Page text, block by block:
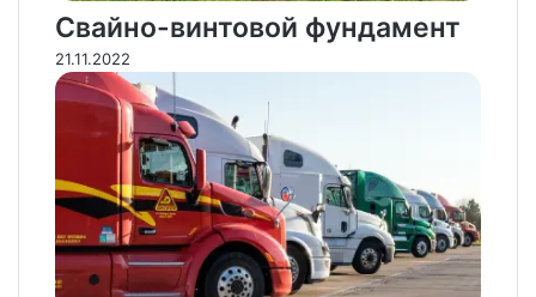
Свайно-винтовой фундамент
21.11.2022